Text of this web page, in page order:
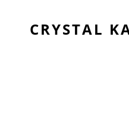
CRYSTAL